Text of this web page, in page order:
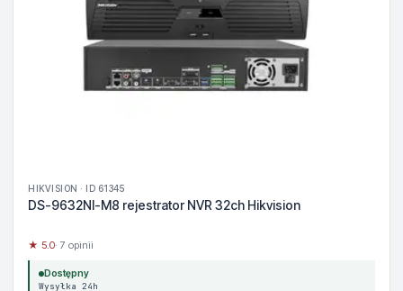
HIKVISION · ID 61345
DS-9632NI-M8 rejestrator NVR 32ch Hikvision
★ 5.0· 7 opinii
Dostępny
Wysyłka 24h